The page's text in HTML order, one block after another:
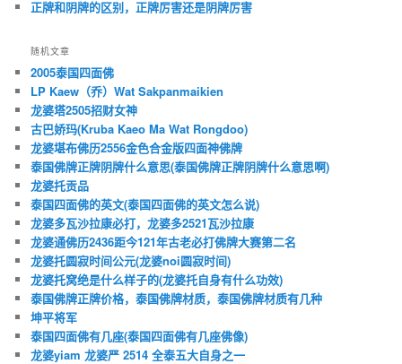
正牌和阴牌的区别，正牌厉害还是阴牌厉害
随机文章
2005泰国四面佛
LP Kaew（乔）Wat Sakpanmaikien
龙婆塔2505招财女神
古巴娇玛(Kruba Kaeo Ma Wat Rongdoo)
龙婆堪布佛历2556金色合金版四面神佛牌
泰国佛牌正牌阴牌什么意思(泰国佛牌正牌阴牌什么意思啊)
龙婆托贡品
泰国四面佛的英文(泰国四面佛的英文怎么说)
龙婆多瓦沙拉康必打，龙婆多2521瓦沙拉康
龙婆通佛历2436距今121年古老必打佛牌大赛第二名
龙婆托圆寂时间公元(龙婆noi圆寂时间)
龙婆托窝绝是什么样子的(龙婆托自身有什么功效)
泰国佛牌正牌价格，泰国佛牌材质，泰国佛牌材质有几种
坤平将军
泰国四面佛有几座(泰国四面佛有几座佛像)
龙婆yiam 龙婆严 2514 全泰五大自身之一